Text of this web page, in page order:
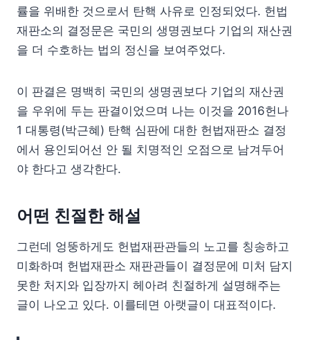
률을 위배한 것으로서 탄핵 사유로 인정되었다. 헌법
재판소의 결정문은 국민의 생명권보다 기업의 재산권
을 더 수호하는 법의 정신을 보여주었다.
이 판결은 명백히 국민의 생명권보다 기업의 재산권
을 우위에 두는 판결이었으며 나는 이것을 2016헌나
1 대통령(박근혜) 탄핵 심판에 대한 헌법재판소 결정
에서 용인되어선 안 될 치명적인 오점으로 남겨두어
야 한다고 생각한다.
어떤 친절한 해설
그런데 엉뚱하게도 헌법재판관들의 노고를 칭송하고
미화하며 헌법재판소 재판관들이 결정문에 미처 담지
못한 처지와 입장까지 헤아려 친절하게 설명해주는
글이 나오고 있다. 이를테면 아랫글이 대표적이다.